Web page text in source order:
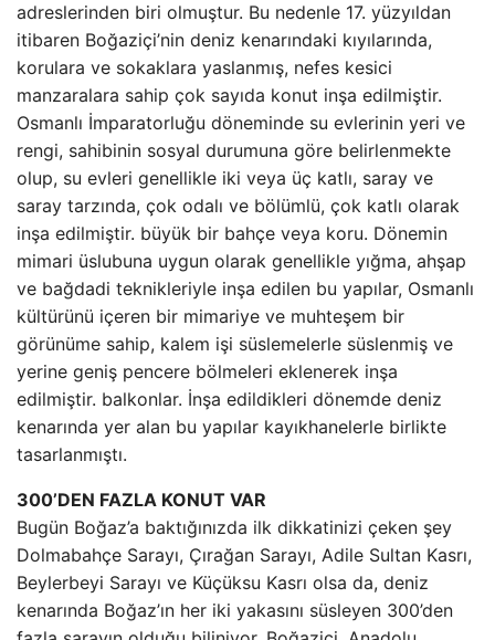
adreslerinden biri olmuştur. Bu nedenle 17. yüzyıldan
itibaren Boğaziçi’nin deniz kenarındaki kıyılarında,
korulara ve sokaklara yaslanmış, nefes kesici
manzaralara sahip çok sayıda konut inşa edilmiştir.
Osmanlı İmparatorluğu döneminde su evlerinin yeri ve
rengi, sahibinin sosyal durumuna göre belirlenmekte
olup, su evleri genellikle iki veya üç katlı, saray ve
saray tarzında, çok odalı ve bölümlü, çok katlı olarak
inşa edilmiştir. büyük bir bahçe veya koru. Dönemin
mimari üslubuna uygun olarak genellikle yığma, ahşap
ve bağdadi teknikleriyle inşa edilen bu yapılar, Osmanlı
kültürünü içeren bir mimariye ve muhteşem bir
görünüme sahip, kalem işi süslemelerle süslenmiş ve
yerine geniş pencere bölmeleri eklenerek inşa
edilmiştir. balkonlar. İnşa edildikleri dönemde deniz
kenarında yer alan bu yapılar kayıkhanelerle birlikte
tasarlanmıştı.
300’DEN FAZLA KONUT VAR
Bugün Boğaz’a baktığınızda ilk dikkatinizi çeken şey
Dolmabahçe Sarayı, Çırağan Sarayı, Adile Sultan Kasrı,
Beylerbeyi Sarayı ve Küçüksu Kasrı olsa da, deniz
kenarında Boğaz’ın her iki yakasını süsleyen 300’den